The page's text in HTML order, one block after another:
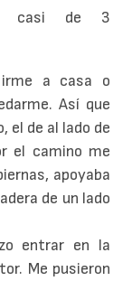
casi de 3
a casa o
Así que
el de al lado de
el camino me
apoyaba
de un lado
entrar en la
Me pusieron